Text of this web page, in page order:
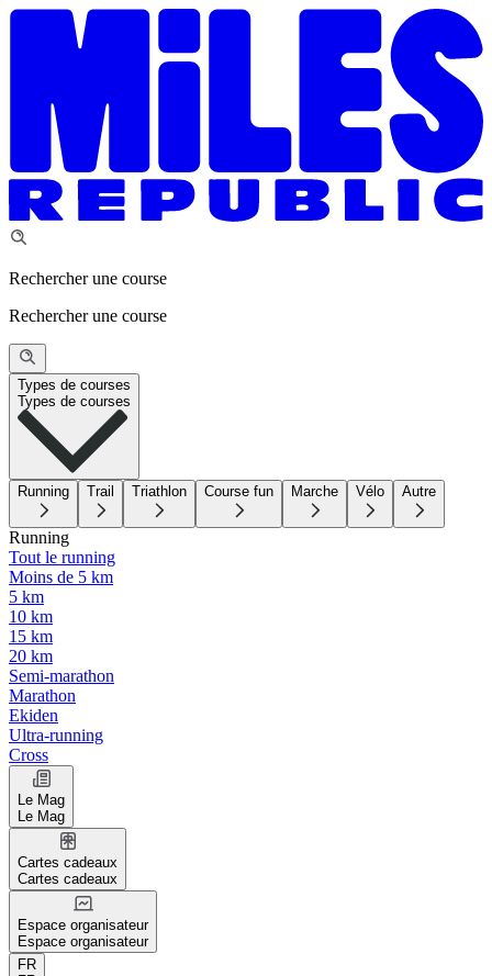
Rechercher une course
Rechercher une course
Types de courses
Types de courses
Running Trail Triathlon Course fun Marche Vélo Autre
Running
Tout le running
Moins de 5 km
5 km
10 km
15 km
20 km
Semi-marathon
Marathon
Ekiden
Ultra-running
Cross
Le Mag
Le Mag
Cartes cadeaux
Cartes cadeaux
Espace organisateur
Espace organisateur
FR